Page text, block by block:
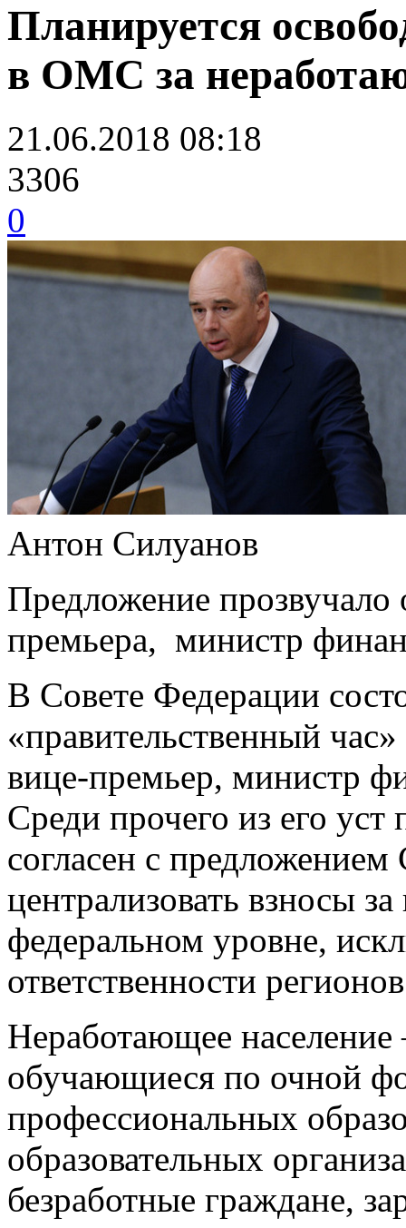
Планируется
в ОМС за
21.06.2018 08:18
3306
0
Антон Силуанов
Предложение прозвучало
премьера, министр
В Совете Федерации
«правительственный
вице-премьер, министр
Среди прочего из его
согласен с
централизовать взносы
федеральном уровне,
ответственности
Неработающее
обучающиеся по очной
профессиональных
образовательных
безработные граждане,